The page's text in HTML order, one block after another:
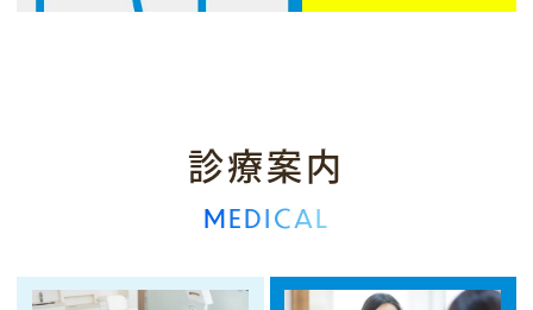
診療案内
MEDICAL